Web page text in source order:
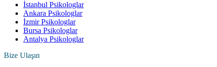
İstanbul Psikologlar
Ankara Psikologlar
İzmir Psikologlar
Bursa Psikologlar
Antalya Psikologlar
Bize Ulaşın